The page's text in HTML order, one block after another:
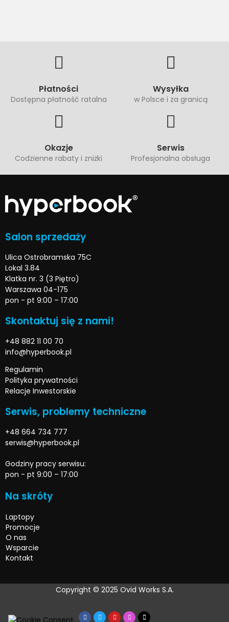
Płatności
Dostępna płatność ratalna
Wysyłka
w Polsce i za granicą
Okazje
Codzienne rabaty i zniżki
Serwis
Profesjonalna obsługa
Salon sprzedaży
Ulica Ostrobramska 75C
Lokal 3.84
Klatka nr. 3 (3 Piętro)
Warszawa 04-175
pon - pt 9:00 – 17:00
Skontaktuj się z nami!
+48 882 11 00 70
info@hyperbook.pl
Regulamin
Polityka prywatności
Relacje Inwestorskie
Serwis, problemy techniczne
+48 664 734 777
serwis@hyperbook.pl
Godziny pracy serwisu:
pon - pt 9:00 – 17:00
Na skróty
Laptopy
Promocje
O nas
Wsparcie
Kontakt
Copyright © 2025 Ovid Works S.A.